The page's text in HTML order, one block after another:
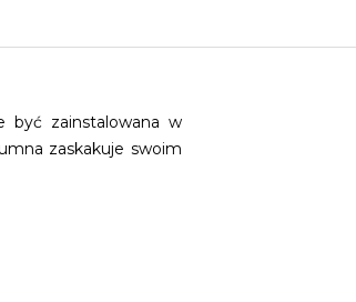
być zainstalowana w
zaskakuje swoim